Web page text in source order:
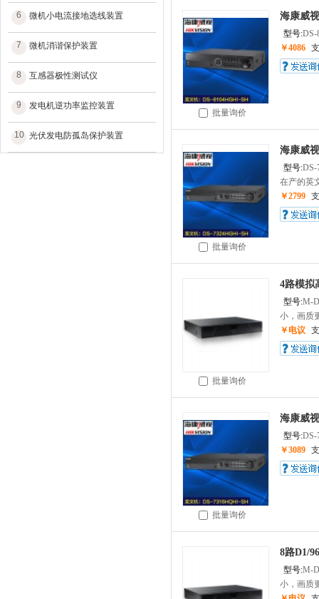
6 微机小电流接地选线装置
7 微机消谐保护装置
8 互感器极性测试仪
9 发电机逆功率监控装置
10 光伏发电防孤岛保护装置
批量询价
海康威
型号:DS-
￥4086
批量询价
海康威
型号:DS-
在产的英
￥2799
批量询价
4路模拟
型号:M-
小，画质
￥电议
批量询价
海康威
型号:DS-
￥3089
8路D1/
型号:M-
小，画质